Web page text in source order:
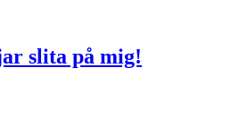
slita på mig!